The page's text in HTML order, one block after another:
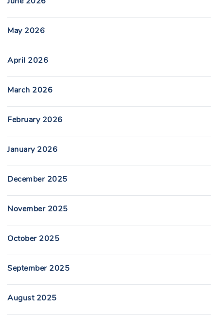
May 2026
April 2026
March 2026
February 2026
January 2026
December 2025
November 2025
October 2025
September 2025
August 2025